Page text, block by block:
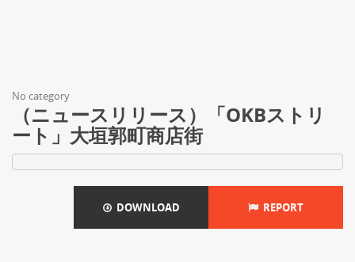
No category
（ニュースリリース）「OKBストリ
ート」大垣郭町商店街
DOWNLOAD REPORT